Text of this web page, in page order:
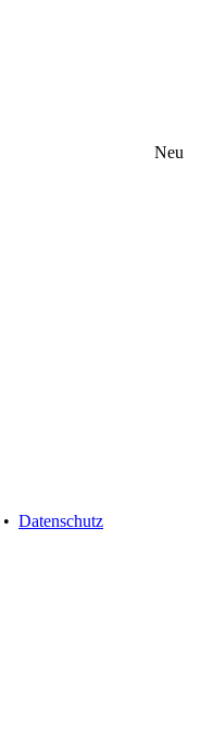
Neu
• Datenschutz